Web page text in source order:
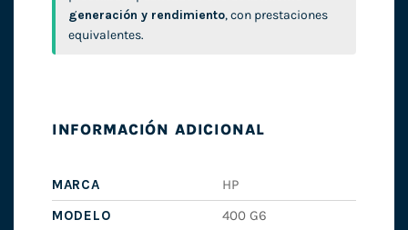
generación y rendimiento, con prestaciones
equivalentes.
INFORMACIÓN ADICIONAL
MARCA
HP
MODELO
400 G6